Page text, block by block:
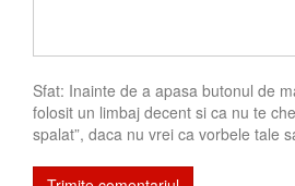
Sfat: Inainte de a apasa butonul de
folosit un limbaj decent si ca nu te
spalat”, daca nu vrei ca vorbele tale